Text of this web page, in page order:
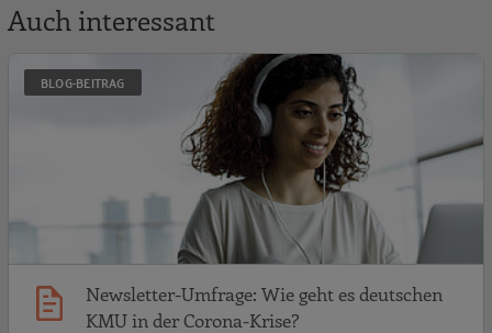
Auch interessant
BLOG-BEITRAG
Newsletter-Umfrage: Wie geht es deutschen
KMU in der Corona-Krise?